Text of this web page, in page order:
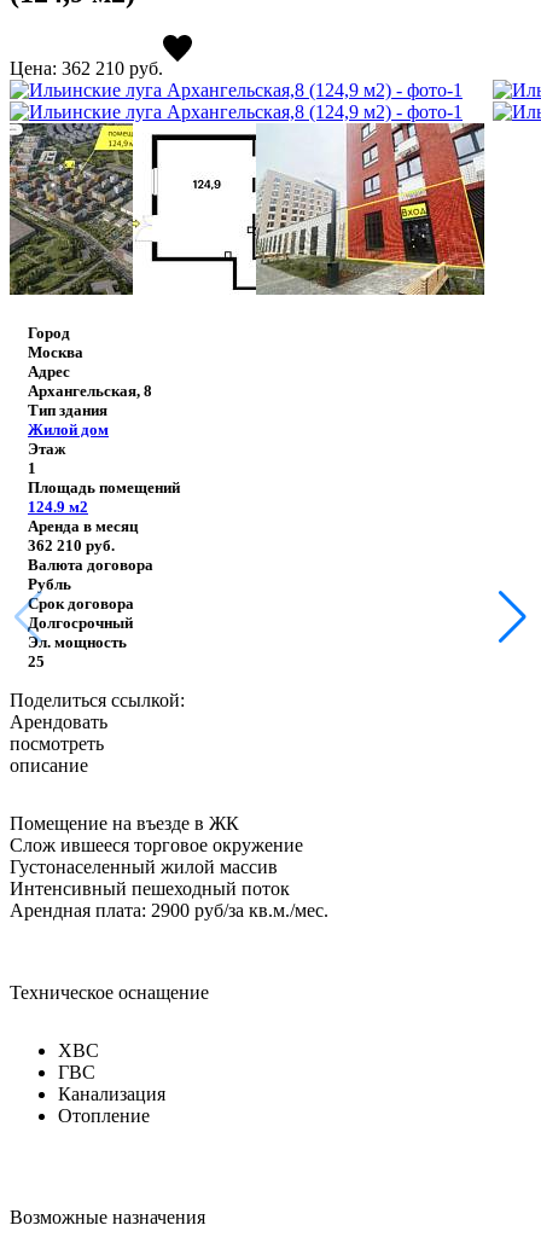
Цена: 362 210 руб.
Город
Москва
Адрес
Архангельская, 8
Тип здания
Жилой дом
Этаж
1
Площадь помещений
124.9 м2
Аренда в месяц
362 210 руб.
Валюта договора
Рубль
Срок договора
Долгосрочный
Эл. мощность
25
Поделиться ссылкой:
Арендовать
посмотреть
описание
Помещение на въезде в ЖК
Слож ившееся торговое окружение
Густонаселенный жилой массив
Интенсивный пешеходный поток
Арендная плата: 2900 руб/за кв.м./мес.
Техническое оснащение
ХВС
ГВС
Канализация
Отопление
Возможные назначения